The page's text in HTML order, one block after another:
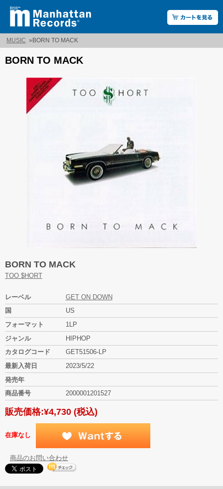
MUSIC » BORN TO MACK
BORN TO MACK
BORN TO MACK
TOO $HORT
レーベル
GET ON DOWN
国
US
フォーマット
1LP
ジャンル
HIPHOP
カタログコード
GET51506-LP
最新入荷日
2023/5/22
発売年
商品番号
2000001201527
販売価格:¥4,730 (税込)
在庫なし
商品のお問い合わせ